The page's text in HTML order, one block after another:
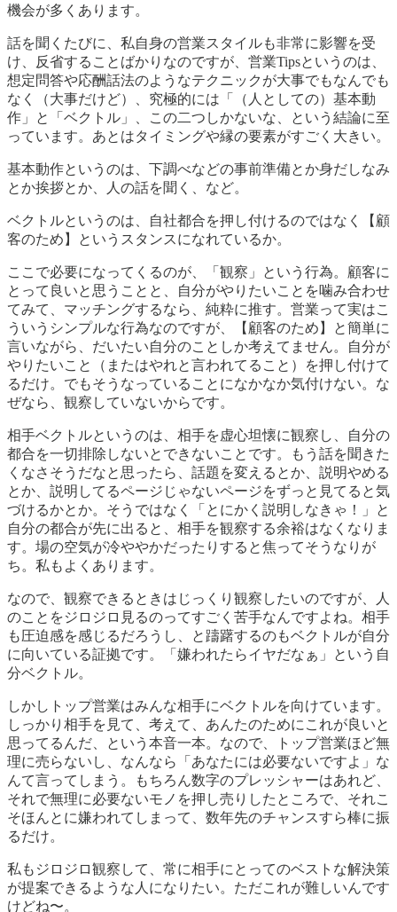
機会が多くあります。
話を聞くたびに、私自身の営業スタイルも非常に影響を受
け、反省することばかりなのですが、営業Tipsというのは、
想定問答や応酬話法のようなテクニックが大事でもなんでも
なく（大事だけど）、究極的には「（人としての）基本動
作」と「ベクトル」、この二つしかないな、という結論に至
っています。あとはタイミングや縁の要素がすごく大きい。
基本動作というのは、下調べなどの事前準備とか身だしなみ
とか挨拶とか、人の話を聞く、など。
ベクトルというのは、自社都合を押し付けるのではなく【顧
客のため】というスタンスになれているか。
ここで必要になってくるのが、「観察」という行為。顧客に
とって良いと思うことと、自分がやりたいことを噛み合わせ
てみて、マッチングするなら、純粋に推す。営業って実はこ
ういうシンプルな行為なのですが、【顧客のため】と簡単に
言いながら、だいたい自分のことしか考えてません。自分が
やりたいこと（またはやれと言われてること）を押し付けて
るだけ。でもそうなっていることになかなか気付けない。な
ぜなら、観察していないからです。
相手ベクトルというのは、相手を虚心坦懐に観察し、自分の
都合を一切排除しないとできないことです。もう話を聞きた
くなさそうだなと思ったら、話題を変えるとか、説明やめる
とか、説明してるページじゃないページをずっと見てると気
づけるかとか。そうではなく「とにかく説明しなきゃ！」と
自分の都合が先に出ると、相手を観察する余裕はなくなりま
す。場の空気が冷ややかだったりすると焦ってそうなりが
ち。私もよくあります。
なので、観察できるときはじっくり観察したいのですが、人
のことをジロジロ見るのってすごく苦手なんですよね。相手
も圧迫感を感じるだろうし、と躊躇するのもベクトルが自分
に向いている証拠です。「嫌われたらイヤだなぁ」という自
分ベクトル。
しかしトップ営業はみんな相手にベクトルを向けています。
しっかり相手を見て、考えて、あんたのためにこれが良いと
思ってるんだ、という本音一本。なので、トップ営業ほど無
理に売らないし、なんなら「あなたには必要ないですよ」な
んて言ってしまう。もちろん数字のプレッシャーはあれど、
それで無理に必要ないモノを押し売りしたところで、それこ
そほんとに嫌われてしまって、数年先のチャンスすら棒に振
るだけ。
私もジロジロ観察して、常に相手にとってのベストな解決策
が提案できるような人になりたい。ただこれが難しいんです
けどね〜。